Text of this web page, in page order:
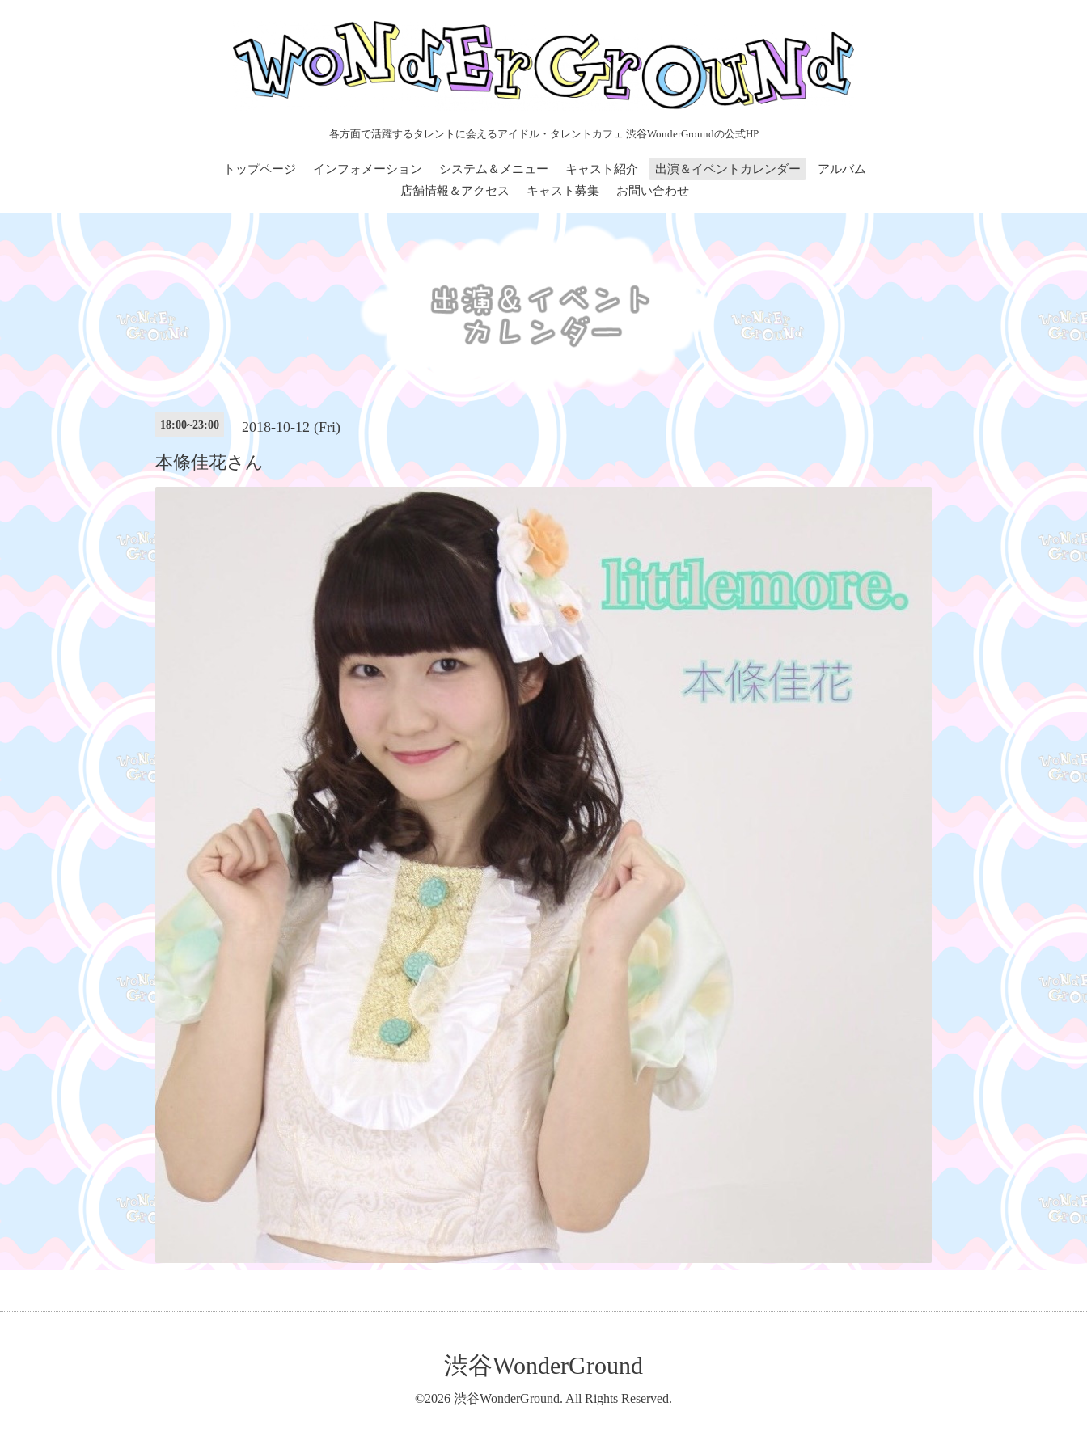
各方面で活躍するタレントに会えるアイドル・タレントカフェ 渋谷WonderGroundの公式HP
トップページ インフォメーション システム＆メニュー キャスト紹介 出演＆イベントカレンダー
アルバム
店舗情報＆アクセス
キャスト募集 お問い合わせ
18:00~23:00 2018-10-12 (Fri)
本條佳花さん
渋谷WonderGround
©2026 渋谷WonderGround. All Rights Reserved.